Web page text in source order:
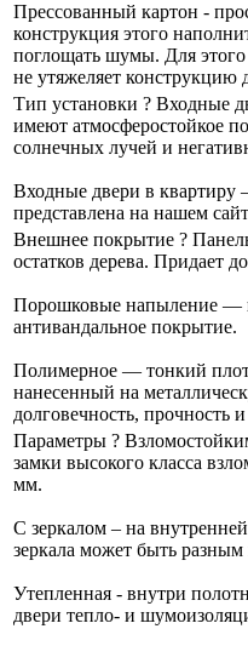
Прессованный картон -
конструкция этого
поглощать шумы. Для этого
не утяжеляет конструкцию
Тип установки ? Входные
имеют атмосферостойкое
солнечных лучей и
Входные двери в квартиру
представлена на нашем
Внешнее покрытие ?
остатков дерева. Придает
Порошковые напыление —
антивандальное покрытие.
Полимерное — тонкий
нанесенный на
долговечность, прочность
Параметры ?
замки высокого класса
мм.
С зеркалом – на
зеркала может быть
Утепленная - внутри
двери тепло- и